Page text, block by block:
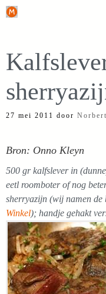
Ga
inhoud
27 mei 2011 door
Bron: Onno Kleyn
500 gr kalfslever in
eetl roomboter of nog
sherryazijn (wij namen de
Winkel); handje gehakt